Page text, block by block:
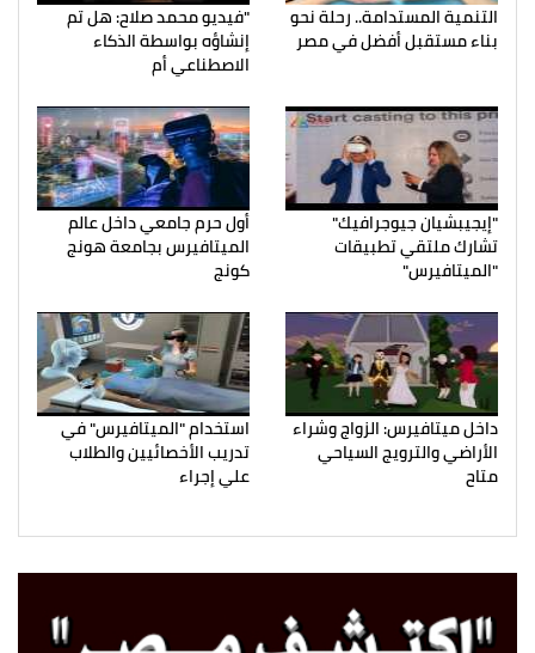
التنمية المستدامة.. رحلة نحو
بناء مستقبل أفضل في مصر
"فيديو محمد صلاح: هل تم
إنشاؤه بواسطة الذكاء
الاصطناعي أم
"إيجيبشيان جيوجرافيك"
تشارك ملتقي تطبيقات
"الميتافيرس"
أول حرم جامعي داخل عالم
الميتافيرس بجامعة هونج
كونج
داخل ميتافيرس: الزواج وشراء
الأراضي والترويج السياحي
متاح
استخدام "الميتافيرس" في
تدريب الأخصائيين والطلاب
علي إجراء